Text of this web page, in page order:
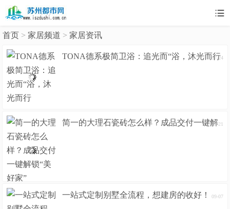

首页 > 家居频道 > 家居资讯
TONA德系极简卫浴：追光而“浴，沐光而行
07-24
简一的大理石瓷砖怎么样？成品交付一键解
09-21
一站式定制别墅全流程，想建房的收好！ 09-07